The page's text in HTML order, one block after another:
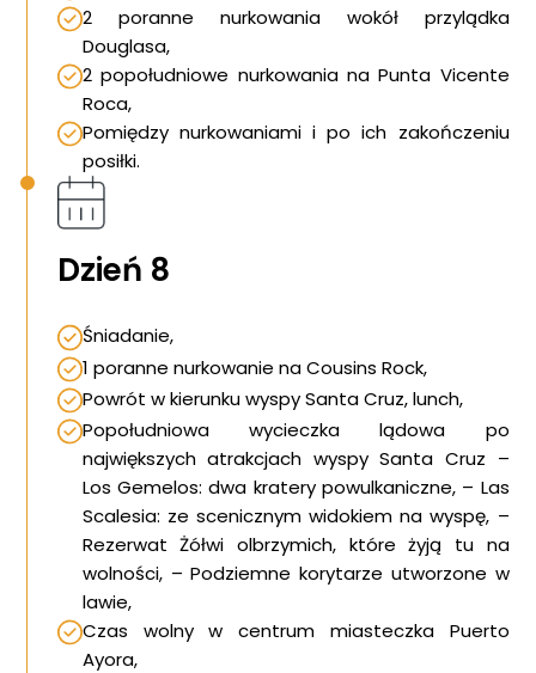
2 poranne nurkowania wokół przylądka
Douglasa,
2 popołudniowe nurkowania na Punta Vicente
Roca,
Pomiędzy nurkowaniami i po ich zakończeniu
posiłki.
Dzień 8
Śniadanie,
1 poranne nurkowanie na Cousins Rock,
Powrót w kierunku wyspy Santa Cruz, lunch,
Popołudniowa wycieczka lądowa po
największych atrakcjach wyspy Santa Cruz –
Los Gemelos: dwa kratery powulkaniczne, – Las
Scalesia: ze scenicznym widokiem na wyspę, –
Rezerwat Żółwi olbrzymich, które żyją tu na
wolności, – Podziemne korytarze utworzone w
lawie,
Czas wolny w centrum miasteczka Puerto
Ayora,